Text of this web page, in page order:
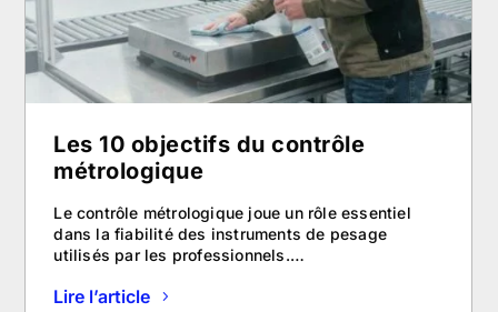
Les 10 objectifs du contrôle
métrologique
Le contrôle métrologique joue un rôle essentiel
dans la fiabilité des instruments de pesage
utilisés par les professionnels.…
Lire l’article